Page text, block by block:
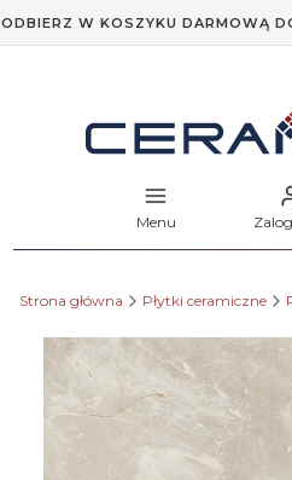
ODBIERZ W KOSZYKU DARMOWĄ
Menu
Strona główna Płytki ceramiczne